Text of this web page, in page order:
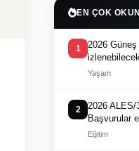
EN ÇOK
1
2026 Güneş
Yaşam
2
2026 ALES/
Başvurular
Eğitim